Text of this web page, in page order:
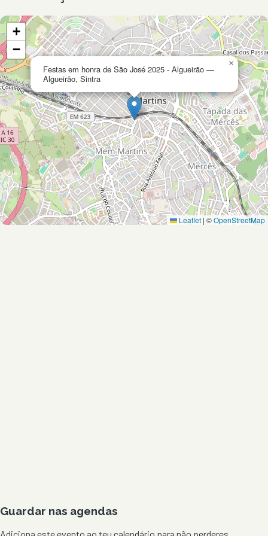
Festas em honra de São José 2025 - Algueirão —
Algueirão, Sintra
×
+
−
Leaflet | ©OpenStreetMap
Guardar nas agendas